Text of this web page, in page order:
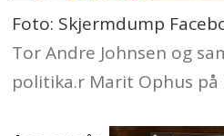
Foto: Skjermdump
Tor Andre Johnsen og
politika.r Marit Ophus